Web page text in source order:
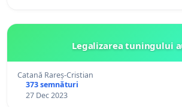
Legalizarea tuningului
Catană Rareș-Cristian
373 semnături
27 Dec 2023